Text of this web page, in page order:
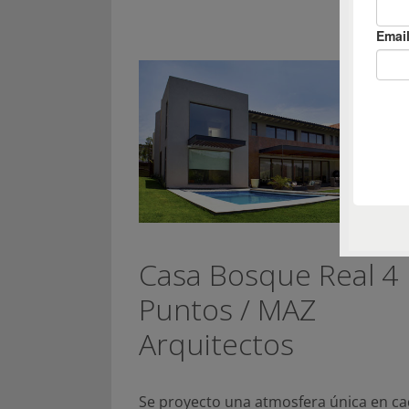
Casa Bosque Real 4
Puntos / MAZ
Arquitectos
Se proyecto una atmosfera única en